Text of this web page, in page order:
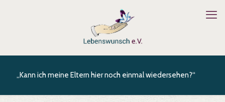
„Kann ich meine Eltern hier noch einmal wiedersehen?“